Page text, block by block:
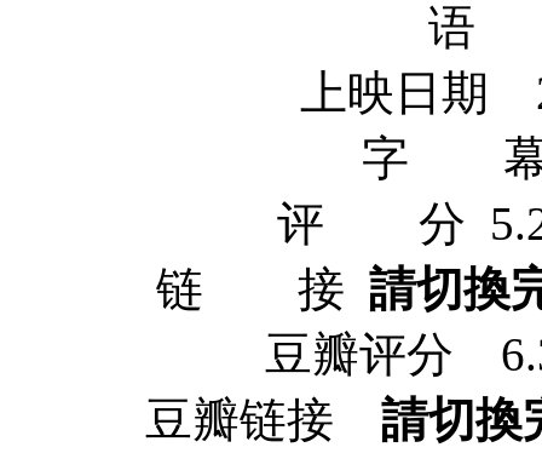
语
上映日期
字 幕
评 分 5.2/
链 接 請切換
豆瓣评分
豆瓣链接 請切換